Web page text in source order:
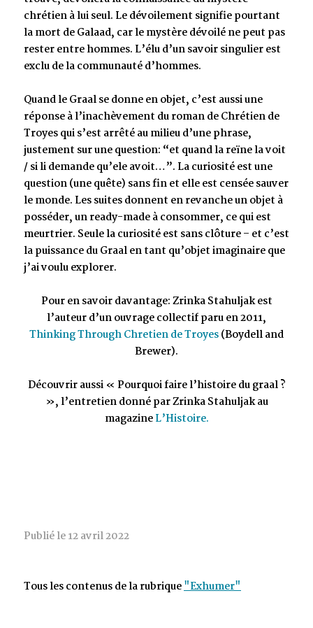
chrétien à lui seul. Le dévoilement signifie pourtant
la mort de Galaad, car le mystère dévoilé ne peut pas
rester entre hommes. L’élu d’un savoir singulier est
exclu de la communauté d’hommes.
Quand le Graal se donne en objet, c’est aussi une
réponse à l’inachèvement du roman de Chrétien de
Troyes qui s’est arrêté au milieu d’une phrase,
justement sur une question: “et quand la reïne la voit
/ si li demande qu’ele avoit…”. La curiosité est une
question (une quête) sans fin et elle est censée sauver
le monde. Les suites donnent en revanche un objet à
posséder, un ready-made à consommer, ce qui est
meurtrier. Seule la curiosité est sans clôture – et c’est
la puissance du Graal en tant qu’objet imaginaire que
j’ai voulu explorer.
Pour en savoir davantage: Zrinka Stahuljak est
l’auteur d’un ouvrage collectif paru en 2011,
Thinking Through Chretien de Troyes(Boydell and
Brewer).
Découvrir aussi « Pourquoi faire l’histoire du graal ?
», l’entretien donné par Zrinka Stahuljak au
magazineL’Histoire.
Publié le 12 avril 2022
Tous les contenus de la rubrique"Exhumer"